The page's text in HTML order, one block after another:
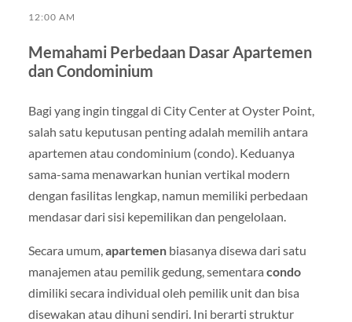
12:00 AM
Memahami Perbedaan Dasar Apartemen
dan Condominium
Bagi yang ingin tinggal di City Center at Oyster Point,
salah satu keputusan penting adalah memilih antara
apartemen atau condominium (condo). Keduanya
sama-sama menawarkan hunian vertikal modern
dengan fasilitas lengkap, namun memiliki perbedaan
mendasar dari sisi kepemilikan dan pengelolaan.
Secara umum, apartemenbiasanya disewa dari satu
manajemen atau pemilik gedung, sementara condo
dimiliki secara individual oleh pemilik unit dan bisa
disewakan atau dihuni sendiri. Ini berarti struktur